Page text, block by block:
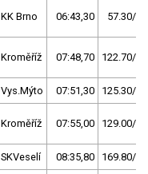
KK Brno 06:43,30 57.30/
Kroměříž 07:48,70 122.70/
Vys.Mýto 07:51,30 125.30/
Kroměříž 07:55,00 129.00/
SKVeselí 08:35,80 169.80/